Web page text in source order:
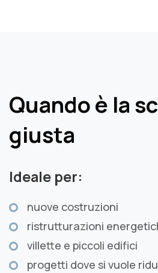
Quando è la
giusta
Ideale per:
nuove costruzioni
ristrutturazioni
villette e piccoli edifici
progetti dove si vuole